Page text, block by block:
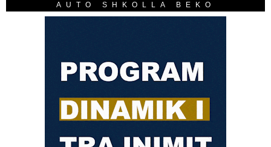
AUTO SHKOLLA BEKO